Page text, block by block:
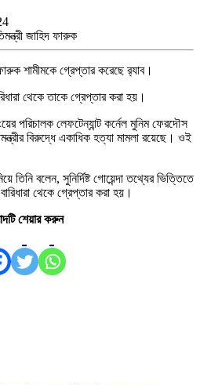
শামীমকে গ্রেপ্তার করেছে র‌্যাব।
থেকে তাকে গ্রেপ্তার করা হয়।
পরিচালক লেফটেন্যান্ট কর্নেল মুনিম ফেরদৌস
বিরুদ্ধে একাধিক হত্যা মামলা রয়েছে। ওই
তিনি বলেন, সুনির্দিষ্ট গোয়েন্দা তথ্যের ভিত্তিতে
থেকে গ্রেপ্তার করা হয়।
শেয়ার করুন